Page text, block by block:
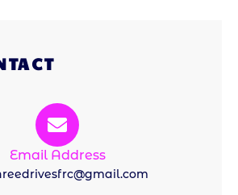
Email Address